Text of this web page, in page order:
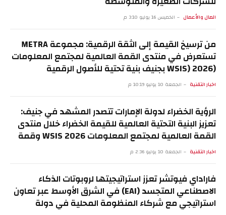
المال والأعمال الخميس 16 يوليو 3:10 م
من ترسيخ القيمة إلى الثقة الرقمية: مجموعة METRA
تستعرض في منتدى القمة العالمية لمجتمع المعلومات
(WSIS) 2026 بجنيف بنية تحتية للأصول الرقمية
المدعومة بالذهب
اخبار التقنية الجمعة 10 يوليو 10:19 م
الرؤية الخضراء لدولة الإمارات تتصدر المشهد في جنيف:
تعزيز البنية التحتية العالمية للقيمة الخضراء خلال منتدى
القمة العالمية لمجتمع المعلومات WSIS 2026 وقمة
“الذكاء الاصطناعي من أجل الخير” 2026
اخبار التقنية الجمعة 10 يوليو 2:36 م
فاراداي فيوتشر تعزز استراتيجيتها لروبوتات الذكاء
الاصطناعي المتجسد (EAI) في الشرق الأوسط عبر تعاون
استراتيجي مع شركاء المنظومة المحلية في دولة